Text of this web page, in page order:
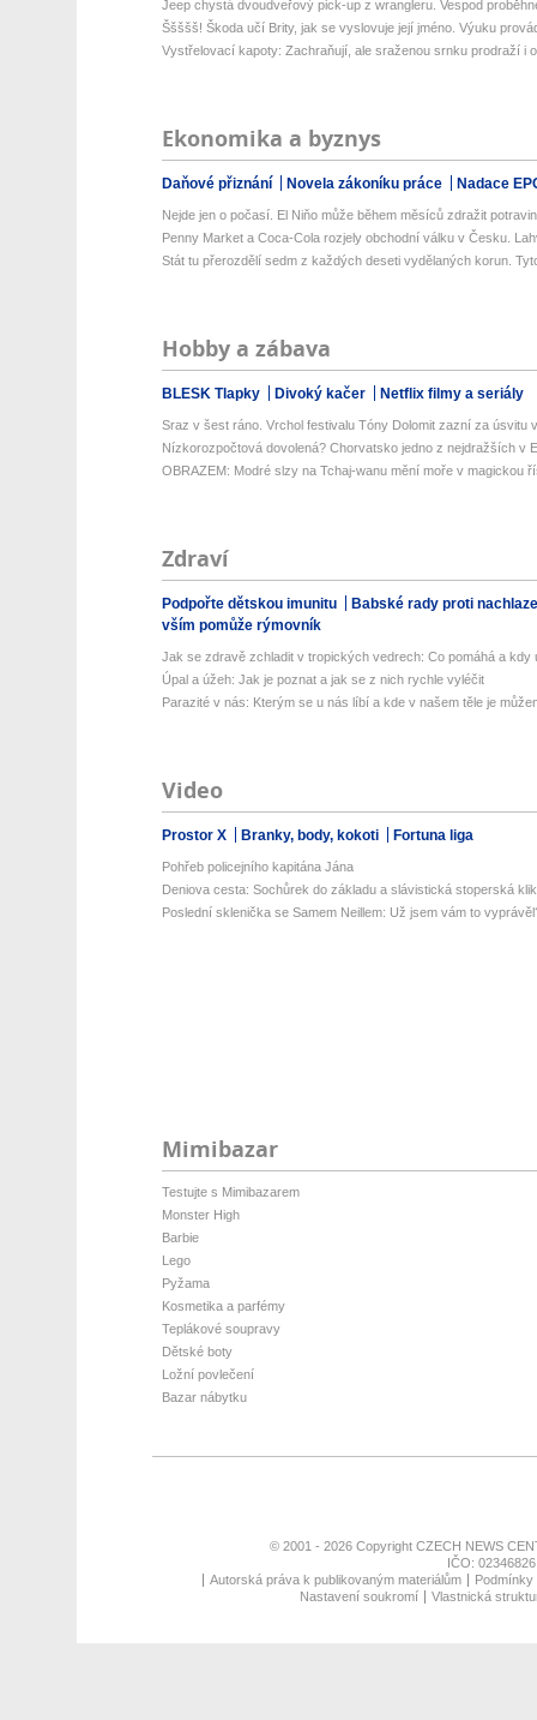
Jeep chystá dvoudveřový pick-up z wrangleru. Vespod
Ššššš! Škoda učí Brity, jak se vyslovuje její jméno. Výuku
Vystřelovací kapoty: Zachraňují, ale sraženou srnku prodraží i
Ekonomika a byznys
Daňové přiznání Novela zákoníku práce Nadace
Nejde jen o počasí. El Niňo může během měsíců zdražit
Penny Market a Coca-Cola rozjely obchodní válku v Česku.
Stát tu přerozdělí sedm z každých deseti vydělaných korun.
Hobby a zábava
BLESK Tlapky Divoký kačer Netflix filmy a seriály
Sraz v šest ráno. Vrchol festivalu Tóny Dolomit zazní za úsvitu
Nízkorozpočtová dovolená? Chorvatsko jedno z nejdražších v
OBRAZEM: Modré slzy na Tchaj-wanu mění moře v magickou
Zdraví
Podpořte dětskou imunitu
Babské rady proti
vším pomůže rýmovník
Jak se zdravě zchladit v tropických vedrech: Co pomáhá a kdy
Úpal a úžeh: Jak je poznat a jak se z nich rychle vyléčit
Parazité v nás: Kterým se u nás líbí a kde v našem těle je
Video
Prostor X Branky, body, kokoti Fortuna liga
Pohřeb policejního kapitána Jána
Deniova cesta: Sochůrek do základu a slávistická stoperská
Poslední sklenička se Samem Neillem: Už jsem vám to
Mimibazar
Testujte s Mimibazarem
Monster High
Barbie
Lego
Pyžama
Kosmetika a parfémy
Teplákové soupravy
Dětské boty
Ložní povlečení
Bazar nábytku
© 2001 - 2026 Copyright CZECH NEWS
IČO:
Autorská práva k publikovaným materiálům
Nastavení soukromí
Vlastnická